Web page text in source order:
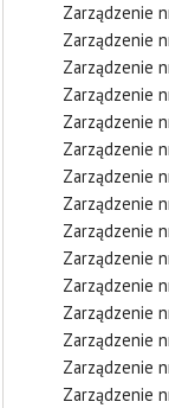
Zarządzenie
Zarządzenie
Zarządzenie
Zarządzenie
Zarządzenie
Zarządzenie
Zarządzenie
Zarządzenie
Zarządzenie
Zarządzenie
Zarządzenie
Zarządzenie
Zarządzenie
Zarządzenie
Zarządzenie